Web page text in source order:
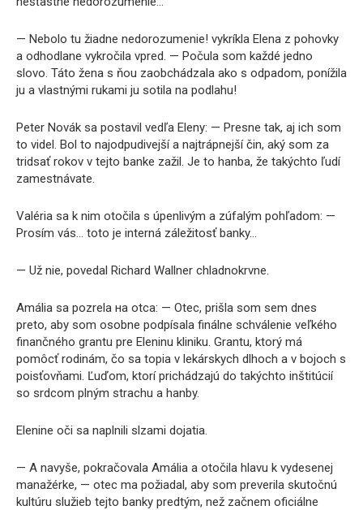
— Nebolo tu žiadne nedorozumenie! vykríkla Elena z pohovky
a odhodlane vykročila vpred. — Počula som každé jedno
slovo. Táto žena s ňou zaobchádzala ako s odpadom, ponížila
ju a vlastnými rukami ju sotila na podlahu!
Peter Novák sa postavil vedľa Eleny: — Presne tak, aj ich som
to videl. Bol to najodpudivejší a najtrápnejší čin, aký som za
tridsať rokov v tejto banke zažil. Je to hanba, že takýchto ľudí
zamestnávate.
Valéria sa k nim otočila s úpenlivým a zúfalým pohľadom: —
Prosím vás… toto je interná záležitosť banky…
— Už nie, povedal Richard Wallner chladnokrvne.
Amália sa pozrela на otca: — Otec, prišla som sem dnes
preto, aby som osobne podpísala finálne schválenie veľkého
finančného grantu pre Eleninu kliniku. Grantu, ktorý má
pomôcť rodinám, čo sa topia v lekárskych dlhoch a v bojoch s
poisťovňami. Ľuďom, ktorí prichádzajú do takýchto inštitúcií
so srdcom plným strachu a hanby.
Elenine oči sa naplnili slzami dojatia.
— A navyše, pokračovala Amália a otočila hlavu k vydesenej
manažérke, — otec ma požiadal, aby som preverila skutočnú
kultúru služieb tejto banky predtým, než začnem oficiálne